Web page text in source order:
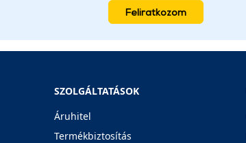
Feliratkozom
SZOLGÁLTATÁSOK
Áruhitel
Termékbiztosítás